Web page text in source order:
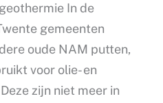
In de
gemeenten
oude NAM putten,
voor olie- en
zijn niet meer in